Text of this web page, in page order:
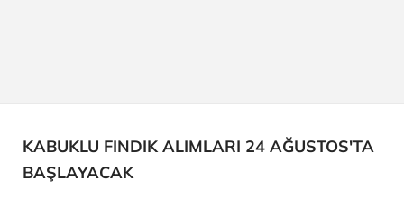
KABUKLU FINDIK ALIMLARI 24 AĞUSTOS'TA
BAŞLAYACAK